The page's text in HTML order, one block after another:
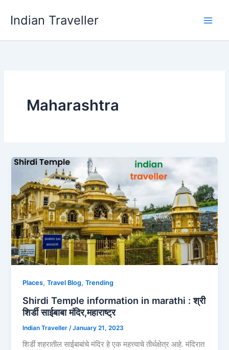
Indian Traveller
Maharashtra
Places,Travel Blog,Trending
Shirdi Temple information in marathi : श्री
शिर्डी साईबाबा मंदिर,महाराष्ट्र
Indian Traveller /January 21, 2023
शिर्डी शहरातील साईबाबांचे मंदिर हे एक महत्त्वाचे तीर्थक्षेत्र आहे. मंदिरात